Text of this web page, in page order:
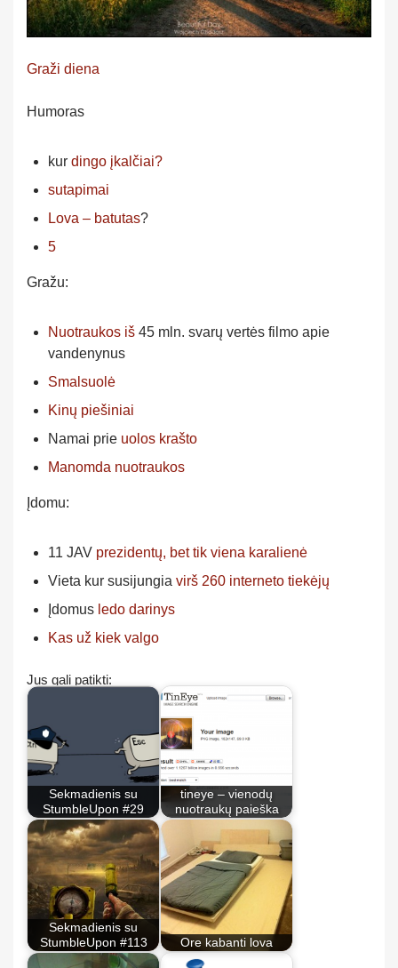
Graži diena
Humoras
kur dingo įkalčiai?
sutapimai
Lova – batutas?
5
Gražu:
Nuotraukos iš 45 mln. svarų vertės filmo apie
vandenynus
Smalsuolė
Kinų piešiniai
Namai prie uolos krašto
Manomda nuotraukos
Įdomu:
11 JAV prezidentų, bet tik viena karalienė
Vieta kur susijungia virš 260 interneto tiekėjų
Įdomus ledo darinys
Kas už kiek valgo
Jus gali patikti:
Sekmadienis su
StumbleUpon #29
tineye – vienodų
nuotraukų paieška
Sekmadienis su
StumbleUpon #113
Ore kabanti lova